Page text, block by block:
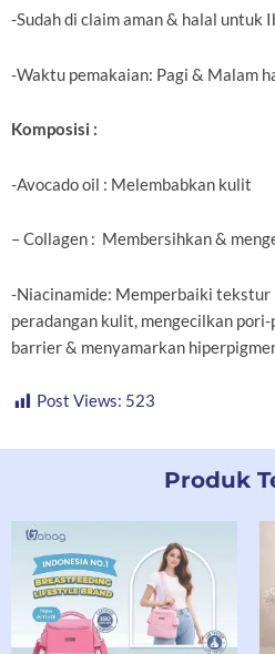
-Sudah di claim aman & halal untuk
-Waktu pemakaian: Pagi & Malam
Komposisi :
-Avocado oil : Melembabkan kulit
– Collagen : Membersihkan &
-Niacinamide: Memperbaiki
peradangan kulit, mengecilkan
barrier & menyamarkan
Post Views: 523
Produk